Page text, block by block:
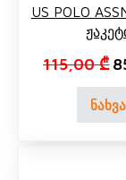
US POLO
115,00₾
ნახვა